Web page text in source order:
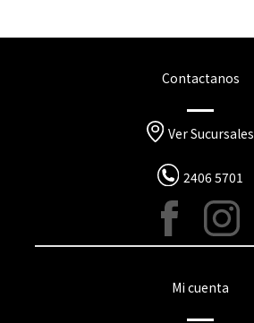
Contactanos
Ver Sucursales
2406 5701
Mi cuenta